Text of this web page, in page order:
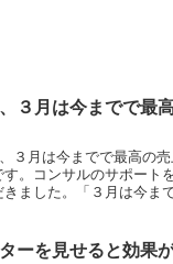
３月は今までで最
月は今までで最高の売
す。コンサルのサポート
ました。「３月は今ま
ーを見せると効果